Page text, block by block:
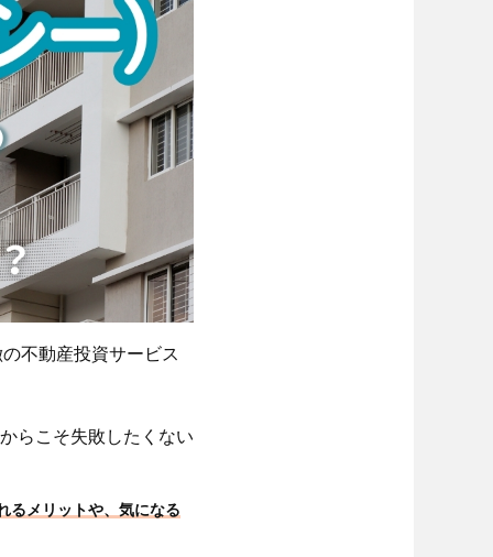
不動産投資サービス
らこそ失敗したくない
るメリットや、気になる